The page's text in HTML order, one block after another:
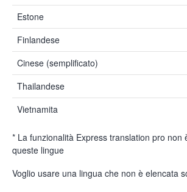
Estone
Finlandese
Cinese (semplificato)
Thailandese
Vietnamita
* La funzionalità Express translation pro non
queste lingue
Voglio usare una lingua che non è elencata